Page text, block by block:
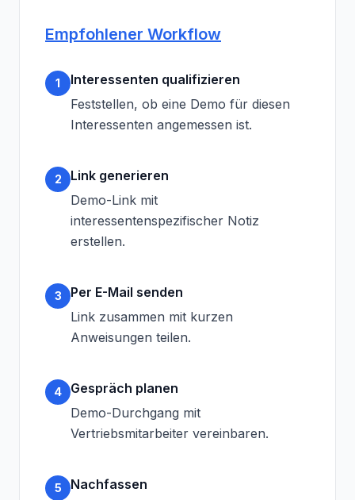
Empfohlener Workflow
1
Interessenten qualifizieren
Feststellen, ob eine Demo für diesen
Interessenten angemessen ist.
2
Link generieren
Demo-Link mit
interessentenspezifischer Notiz
erstellen.
3
Per E-Mail senden
Link zusammen mit kurzen
Anweisungen teilen.
4
Gespräch planen
Demo-Durchgang mit
Vertriebsmitarbeiter vereinbaren.
5
Nachfassen